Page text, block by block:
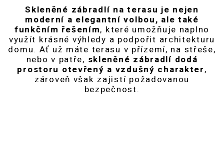
Skleněné zábradlí na terasu je nejen
moderní a elegantní volbou, ale také
funkčním řešením, které umožňuje naplno
využít krásné výhledy a podpořit architekturu
domu. Ať už máte terasu v přízemí, na střeše,
nebo v patře, skleněné zábradlí dodá
prostoru otevřený a vzdušný charakter ,
zároveň však zajistí požadovanou
bezpečnost.